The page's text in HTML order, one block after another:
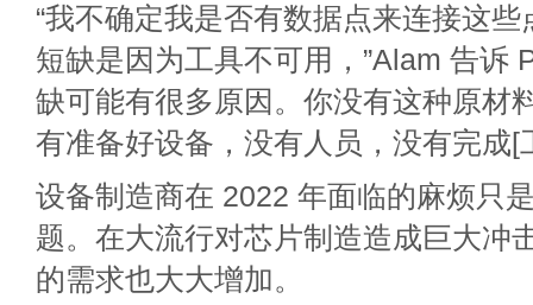
“我不确定我是否有数据点来连接这
短缺是因为工具不可用，”Alam 告诉
缺可能有很多原因。你没有这种原材
有准备好设备，没有人员，没有完成[
设备制造商在 2022 年面临的麻烦只
题。在大流行对芯片制造造成巨大冲
的需求也大大增加。